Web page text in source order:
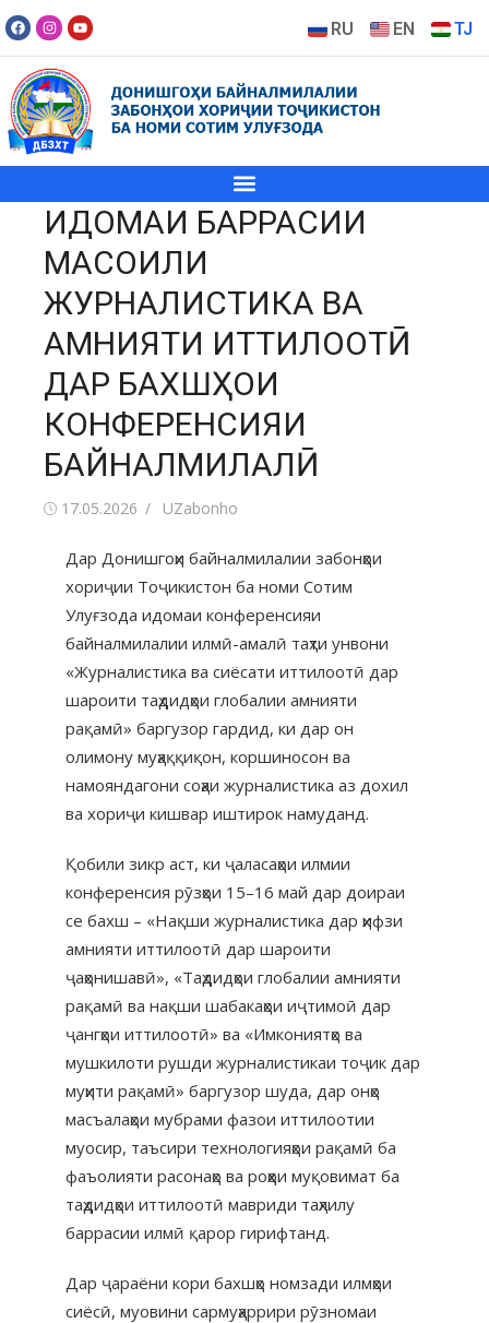
RU EN TJ
ИДОМАИ БАРРАСИИ
МАСОИЛИ
ЖУРНАЛИСТИКА ВА
АМНИЯТИ ИТТИЛООТӢ
ДАР БАХШҲОИ
КОНФЕРЕНСИЯИ
БАЙНАЛМИЛАЛӢ
17.05.2026 UZabonho
Дар Донишгоҳи байналмилалии забонҳои
хориҷии Тоҷикистон ба номи Сотим
Улуғзода идомаи конференсияи
байналмилалии илмӣ-амалӣ таҳти унвони
«Журналистика ва сиёсати иттилоотӣ дар
шароити таҳдидҳои глобалии амнияти
рақамӣ» баргузор гардид, ки дар он
олимону муҳаққиқон, коршиносон ва
намояндагони соҳаи журналистика аз дохил
ва хориҷи кишвар иштирок намуданд.
Қобили зикр аст, ки ҷаласаҳои илмии
конференсия рӯзҳои 15–16 май дар доираи
се бахш – «Нақши журналистика дар ҳифзи
амнияти иттилоотӣ дар шароити
ҷаҳонишавӣ», «Таҳдидҳои глобалии амнияти
рақамӣ ва нақши шабакаҳои иҷтимоӣ дар
ҷангҳои иттилоотӣ» ва «Имкониятҳо ва
мушкилоти рушди журналистикаи тоҷик дар
муҳити рақамӣ» баргузор шуда, дар онҳо
масъалаҳои мубрами фазои иттилоотии
муосир, таъсири технологияҳои рақамӣ ба
фаъолияти расонаҳо ва роҳҳои муқовимат ба
таҳдидҳои иттилоотӣ мавриди таҳлилу
баррасии илмӣ қарор гирифтанд.
Дар ҷараёни кори бахшҳо номзади илмҳои
сиёсӣ, муовини сармуҳаррири рӯзномаи